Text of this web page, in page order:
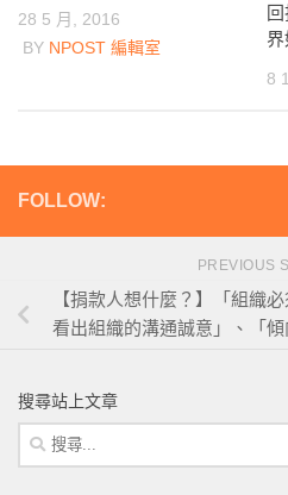
28 5 月, 2016
BY NPOST 編輯室
8
FOLLOW:
PREVIOUS
【捐款人想什麼？】「組織
看出組織的溝通誠意」、「傾
搜尋站上文章
搜
尋